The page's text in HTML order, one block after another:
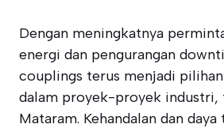
Dengan meningkatnya
energi dan pengurangan
couplings terus menjadi
dalam proyek-proyek industri,
Mataram. Kehandalan dan daya